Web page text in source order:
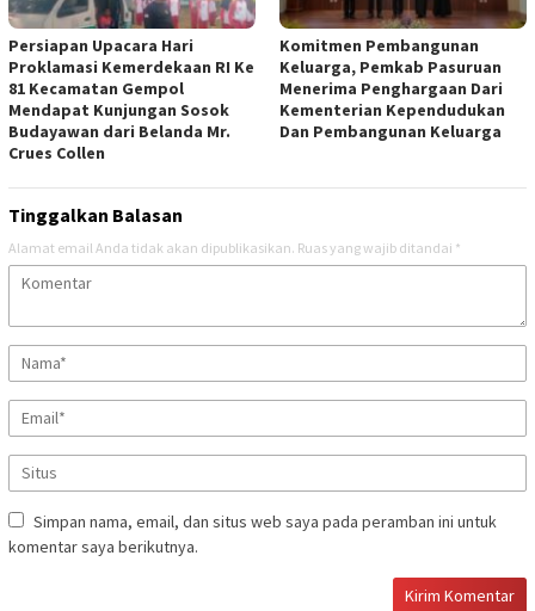
Persiapan Upacara Hari
Proklamasi Kemerdekaan RI Ke
81 Kecamatan Gempol
Mendapat Kunjungan Sosok
Budayawan dari Belanda Mr.
Crues Collen
Komitmen Pembangunan
Keluarga, Pemkab Pasuruan
Menerima Penghargaan Dari
Kementerian Kependudukan
Dan Pembangunan Keluarga
Tinggalkan Balasan
Alamat email Anda tidak akan dipublikasikan. Ruas yang wajib ditandai *
Simpan nama, email, dan situs web saya pada peramban ini untuk
komentar saya berikutnya.